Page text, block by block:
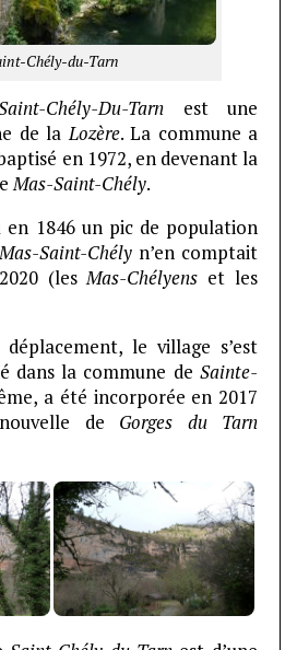
Chély-du-Tarn
Chély-Du-Tarn est une
de laLozère. La commune a
en 1972, en devenant la
Mas-Saint-Chély.
en 1846 un pic de population
Saint-Chély n’en comptait
(lesMas-Chélyens et les
le village s’est
dans la commune de Sainte-
a été incorporée en 2017
de Gorges du Tarn